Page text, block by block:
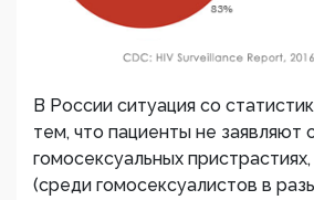
В России ситуация со
тем, что пациенты не заявляют
гомосексуальных
(среди гомосексуалистов в